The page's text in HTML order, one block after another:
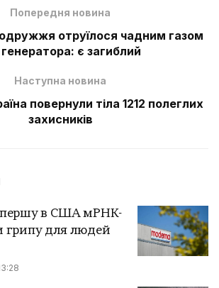
Попередня новина
отруїлося чадним газом
генератора: є загиблий
Наступна новина
повернули тіла 1212 полеглих
захисників
першу в США мРНК-
грипу для людей